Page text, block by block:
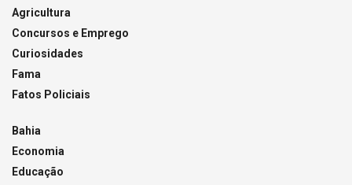
Agricultura
Concursos e Emprego
Curiosidades
Fama
Fatos Policiais
Bahia
Economia
Educação